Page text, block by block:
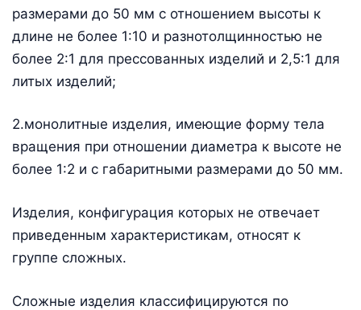
размерами до 50 мм с отношением высоты к
длине не более 1:10 и разнотолщинностью не
более 2:1 для прессованных изделий и 2,5:1 для
литых изделий;
2.монолитные изделия, имеющие форму тела
вращения при отношении диаметра к высоте не
более 1:2 и с габаритными размерами до 50 мм.
Изделия, конфигурация которых не отвечает
приведенным характеристикам, относят к
группе сложных.
Сложные изделия классифицируются по